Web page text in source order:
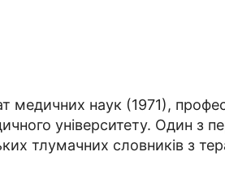
наук (1971),
університету. Один з
тлумачних словників з